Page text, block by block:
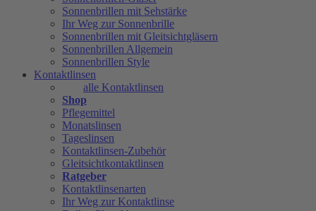
Sonnenbrillen mit Sehstärke
Ihr Weg zur Sonnenbrille
Sonnenbrillen mit Gleitsichtgläsern
Sonnenbrillen Allgemein
Sonnenbrillen Style
Kontaktlinsen
alle Kontaktlinsen
Shop
Pflegemittel
Monatslinsen
Tageslinsen
Kontaktlinsen-Zubehör
Gleitsichtkontaktlinsen
Ratgeber
Kontaktlinsenarten
Ihr Weg zur Kontaktlinse